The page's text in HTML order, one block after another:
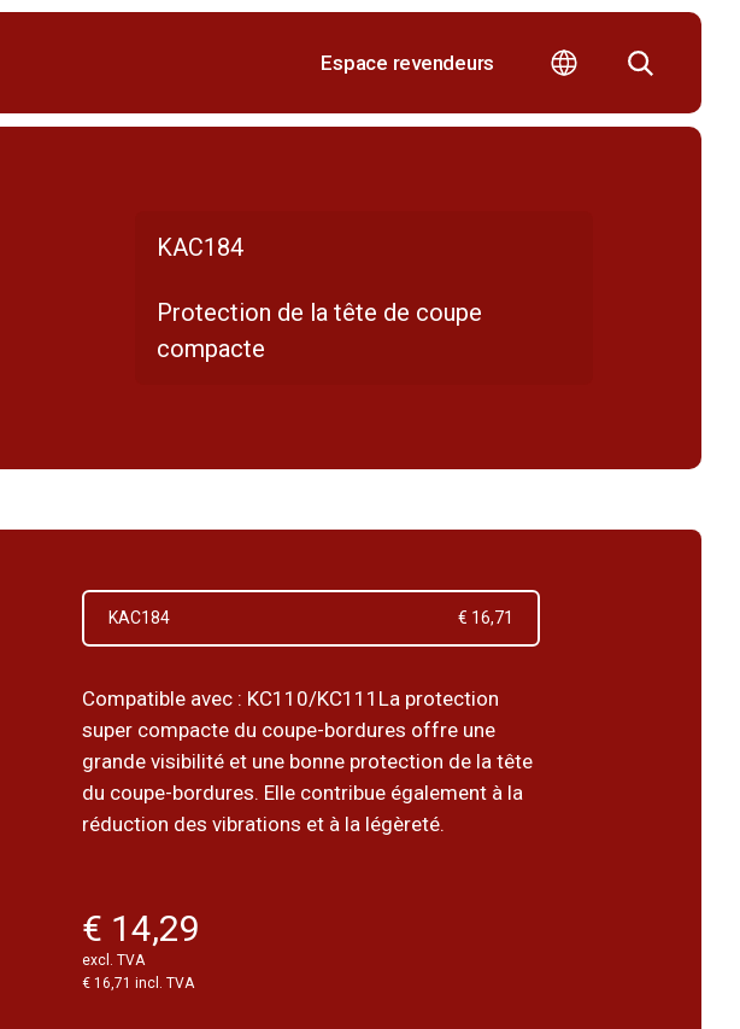
Espace revendeurs
KAC184
Protection de la tête de coupe
compacte
KAC184 € 16,71
Compatible avec : KC110/KC111La protection
super compacte du coupe-bordures offre une
grande visibilité et une bonne protection de la tête
du coupe-bordures. Elle contribue également à la
réduction des vibrations et à la légèreté.
€ 14,29
excl. TVA
€ 16,71 incl. TVA